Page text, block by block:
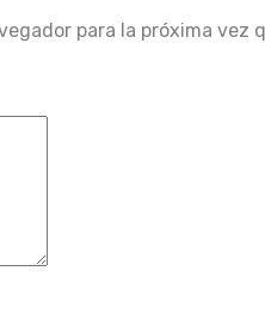
para la próxima vez